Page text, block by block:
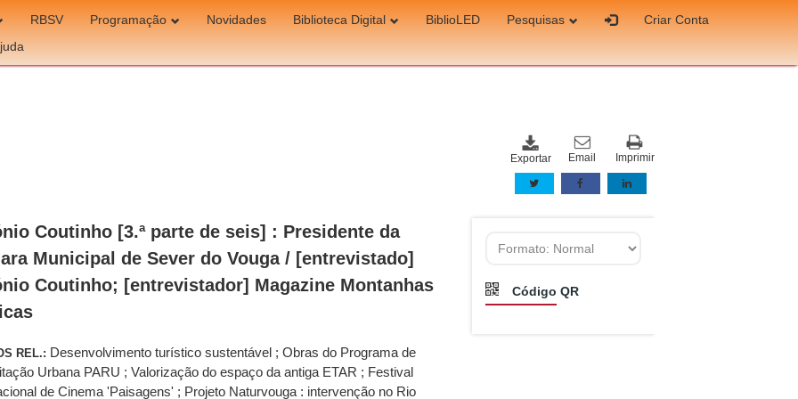
RBSV Programação Novidades Biblioteca Digital BiblioLED Pesquisas
Criar Conta
Imprimir
Email
Exportar
Coutinho [3.ª parte de seis] : Presidente da
Municipal de Sever do Vouga / [entrevistado]
Coutinho; [entrevistador] Magazine Montanhas
REL.: Desenvolvimento turístico sustentável ; Obras do Programa de
Urbana PARU ; Valorização do espaço da antiga ETAR ; Festival
de Cinema 'Paisagens' ; Projeto Naturvouga : intervenção no Rio
Código QR